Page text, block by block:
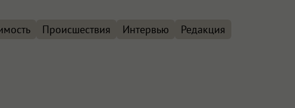
Происшествия Интервью
Редакция